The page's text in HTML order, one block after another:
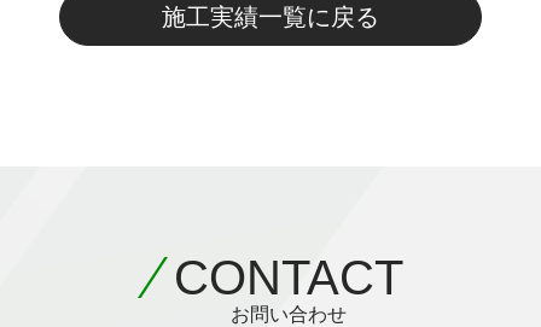
施工実績一覧に戻る
CONTACT
お問い合わせ